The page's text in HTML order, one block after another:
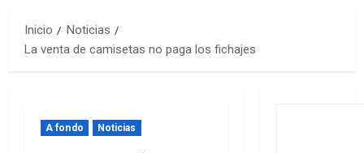
Inicio
Noticias
La venta de camisetas no paga los fichajes
A fondo Noticias